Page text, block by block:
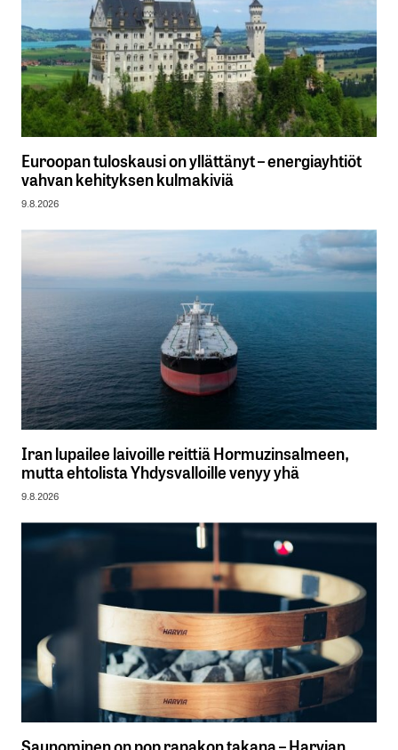
Euroopan tuloskausi on yllättänyt – energiayhtiöt
vahvan kehityksen kulmakiviä
9.8.2026
Iran lupailee laivoille reittiä Hormuzinsalmeen,
mutta ehtolista Yhdysvalloille venyy yhä
9.8.2026